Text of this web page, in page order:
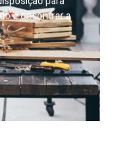
e encontrar a